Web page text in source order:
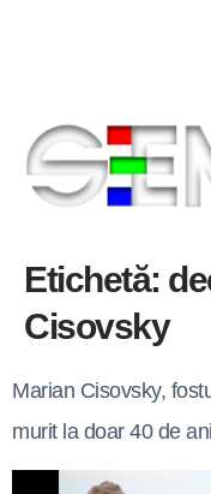
Etichetă:
Cisovsky
Marian Cisovsky,
murit la doar 40 de ani